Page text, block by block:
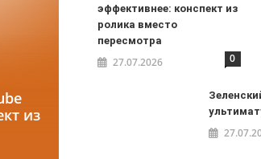
из
эффективнее: конспект из
ролика вместо
пересмотра
27.07.2026 0